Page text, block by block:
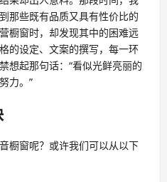
那些既有品质又具有性价比的
橱窗时，却发现其中的困难远
的设定、文案的撰写，每一环
想起那句话：“看似光鲜亮丽的
力。”
橱窗呢？或许我们可以从以下